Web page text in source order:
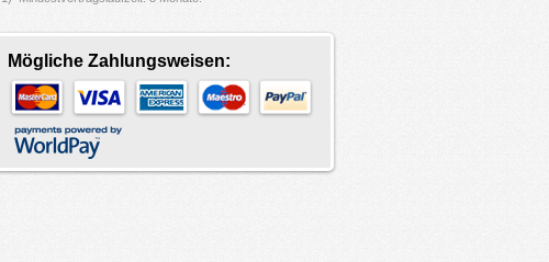
Mögliche Zahlungsweisen: